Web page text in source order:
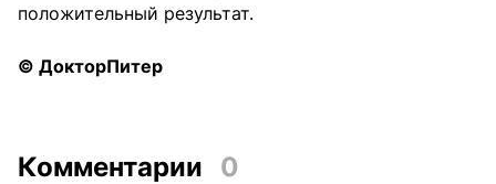
положительный результат.
© ДокторПитер
Комментарии 0